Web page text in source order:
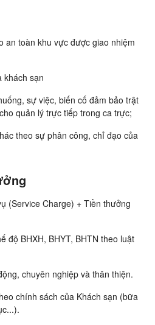
an toàn khu vực được giao nhiệm
khách sạn
sự việc, biến cố đảm bảo trật
quản lý trực tiếp trong ca trực;
theo sự phân công, chỉ đạo của
(Service Charge) + Tiền thưởng
độ BHXH, BHYT, BHTN theo luật
chuyên nghiệp và thân thiện.
chính sách của Khách sạn (bữa